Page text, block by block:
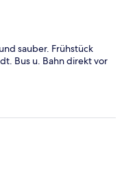
sauber. Frühstück
Bus u. Bahn direkt vor